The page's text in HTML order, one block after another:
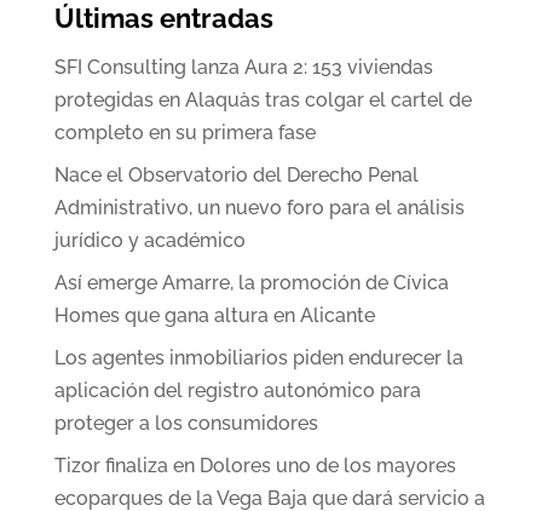
Últimas entradas
SFI Consulting lanza Aura 2: 153 viviendas
protegidas en Alaquàs tras colgar el cartel de
completo en su primera fase
Nace el Observatorio del Derecho Penal
Administrativo, un nuevo foro para el análisis
jurídico y académico
Así emerge Amarre, la promoción de Cívica
Homes que gana altura en Alicante
Los agentes inmobiliarios piden endurecer la
aplicación del registro autonómico para
proteger a los consumidores
Tizor finaliza en Dolores uno de los mayores
ecoparques de la Vega Baja que dará servicio a